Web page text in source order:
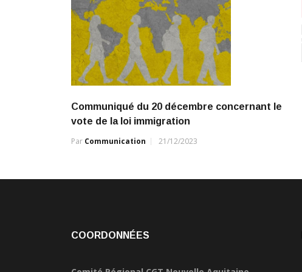
Communiqué du 20 décembre concernant le
vote de la loi immigration
Par Communication 21/12/2023
COORDONNÉES